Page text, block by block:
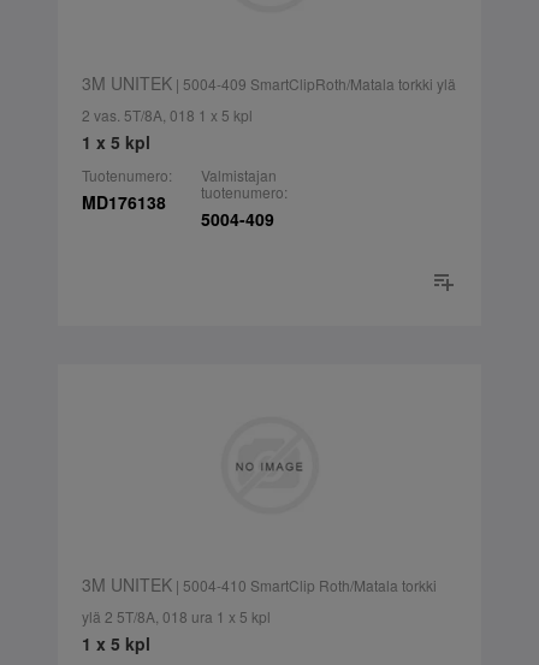
3M UNITEK| 5004-409 SmartClipRoth/Matala torkki ylä
2 vas. 5T/8A, 018 1 x 5 kpl
1 x 5 kpl
Tuotenumero:
MD176138
Valmistajan
tuotenumero:
5004-409
3M UNITEK| 5004-410 SmartClip Roth/Matala torkki
ylä 2 5T/8A, 018 ura 1 x 5 kpl
1 x 5 kpl